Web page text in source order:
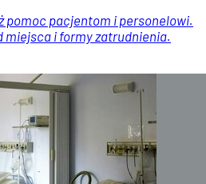
pomoc pacjentom i personelowi.
miejsca i formy zatrudnienia.